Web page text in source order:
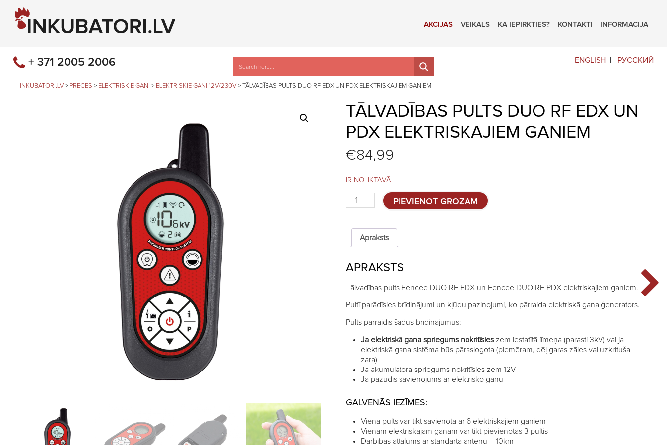
AKCIJAS VEIKALS KĀ IEPIRKTIES? KONTAKTI INFORMĀCIJA
ENGLISH РУССКИЙ
+ 371 2005 2006
INKUBATORI.LV > PRECES > ELEKTRISKIE GANI > ELEKTRISKIE GANI 12V/230V > TĀLVADĪBAS PULTS DUO RF EDX UN PDX ELEKTRISKAJIEM GANIEM
TĀLVADĪBAS PULTS DUO RF EDX UN
PDX ELEKTRISKAJIEM GANIEM
€84,99
IR NOLIKTAVĀ
Tālvadības
pults
RF
EDX
un
elektriskajiem
quantity
PIEVIENOT GROZAM
Apraksts
APRAKSTS
Tālvadības pults Fencee DUO RF EDX un Fencee DUO RF PDX elektriskajiem ganiem.
Pultī parādīsies brīdinājumi un kļūdu paziņojumi, ko pārraida elektriskā gana ģenerators.
Pults pārraidīs šādus brīdinājumus:
Ja elektriskā gana spriegums nokritīsies zem iestatītā līmeņa (parasti 3kV) vai ja
elektriskā gana sistēma būs pāraslogota (piemēram, dēļ garas zāles vai uzkrituša
zara)
Ja akumulatora spriegums nokritīsies zem 12V
Ja pazudīs savienojums ar elektrisko ganu
GALVENĀS IEZĪMES:
Viena pults var tikt savienota ar 6 elektriskajiem ganiem
Vienam elektriskajam ganam var tikt pievienotas 3 pultis
Darbības attālums ar standarta antenu – 10km